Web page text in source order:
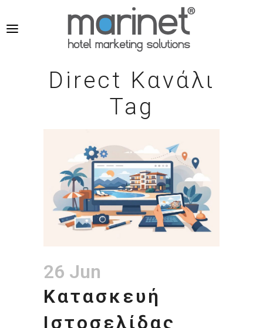
Direct Κανάλι
Tag
26 Jun
Κατασκευή
Ιστοσελίδας